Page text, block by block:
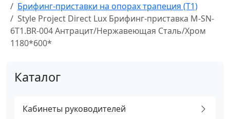
Брифинг-приставки на опорах трапеция (T1)
Style Project Direct Lux Брифинг-приставка M-SN-
6T1.BR-004 Антрацит/Нержавеющая Сталь/Хром
1180*600*
Каталог
Кабинеты руководителей